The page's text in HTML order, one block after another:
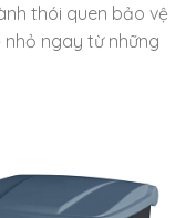
thói quen bảo vệ
ngay từ những